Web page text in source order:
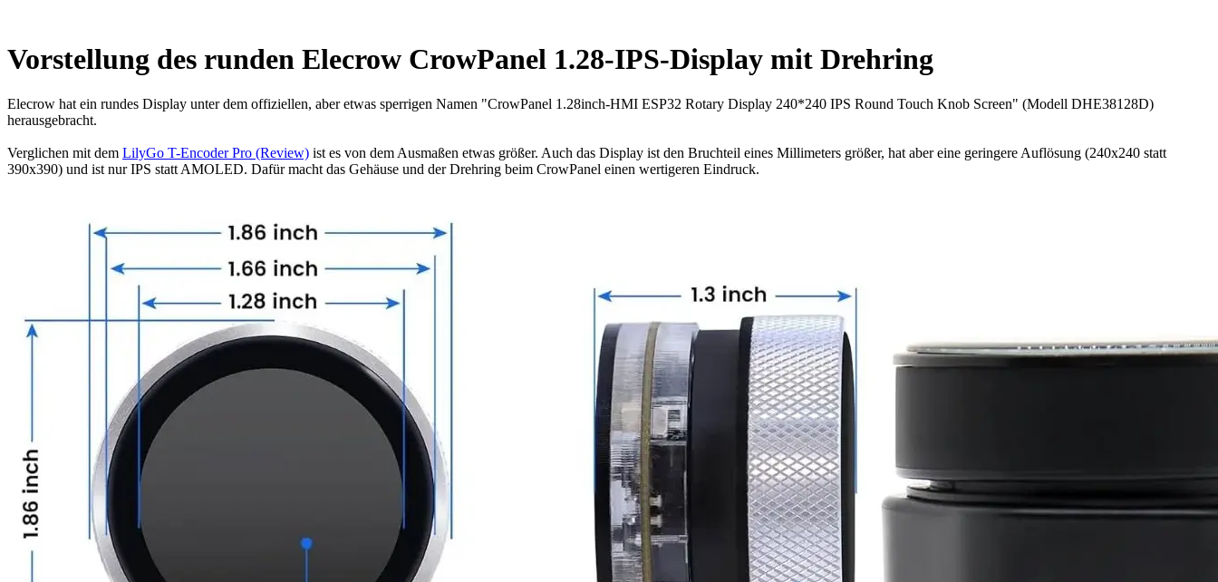
Vorstellung des runden Elecrow CrowPanel 1.28-IPS-Display mit Drehring
Elecrow hat ein rundes Display unter dem offiziellen, aber etwas sperrigen Namen "CrowPanel 1.28inch-HMI ESP32 Rotary Display 240*240 IPS Round Touch Knob Screen" (Modell DHE38128D)
herausgebracht.
Verglichen mit dem LilyGo T-Encoder Pro (Review) ist es von dem Ausmaßen etwas größer. Auch das Display ist den Bruchteil eines Millimeters größer, hat aber eine geringere Auflösung (240x240 statt
390x390) und ist nur IPS statt AMOLED. Dafür macht das Gehäuse und der Drehring beim CrowPanel einen wertigeren Eindruck.